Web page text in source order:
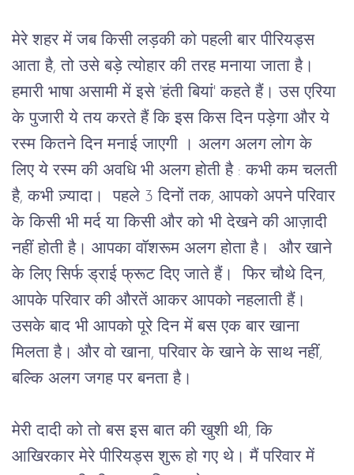
मेरे शहर में जब किसी लड़की को पहली बार पीरियड्स
आता है, तो उसे बड़े त्योहार की तरह मनाया जाता है।
हमारी भाषा असामी में इसे 'हंती बियां' कहते हैं। उस एरिया
के पुजारी ये तय करते हैं कि इस किस दिन पड़ेगा और ये
रस्म कितने दिन मनाई जाएगी । अलग अलग लोग के
लिए ये रस्म की अवधि भी अलग होती है : कभी कम चलती
है, कभी ज़्यादा।
पहले 3 दिनों तक, आपको अपने परिवार
के किसी भी मर्द या किसी और को भी देखने की आज़ादी
नहीं होती है। आपका वॉशरूम अलग होता है।
और खाने
के लिए सिर्फ ड्राई फ्रूट दिए जाते हैं।
फिर चौथे दिन,
आपके परिवार की औरतें आकर आपको नहलाती हैं।
उसके बाद भी आपको पूरे दिन में बस एक बार खाना
मिलता है। और वो खाना, परिवार के खाने के साथ नहीं,
बल्कि अलग जगह पर बनता है।
मेरी दादी को तो बस इस बात की खुशी थी, कि
आखिरकार मेरे पीरियड्स शुरू हो गए थे। मैं परिवार में